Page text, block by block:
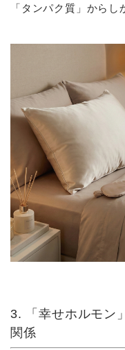
「タンパク質」からし
3. 「幸せホルモン
関係